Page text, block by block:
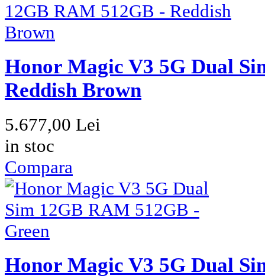
Honor Magic V3 5G Dual
Reddish Brown
5.677,00 Lei
in stoc
Compara